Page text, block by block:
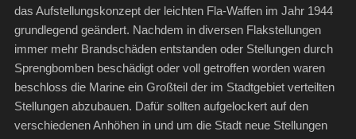
das Aufstellungskonzept der leichten Fla-Waffen im Jahr 1944
grundlegend geändert. Nachdem in diversen Flakstellungen
immer mehr Brandschäden entstanden oder Stellungen durch
Sprengbomben beschädigt oder voll getroffen worden waren
beschloss die Marine ein Großteil der im Stadtgebiet verteilten
Stellungen abzubauen. Dafür sollten aufgelockert auf den
verschiedenen Anhöhen in und um die Stadt neue Stellungen